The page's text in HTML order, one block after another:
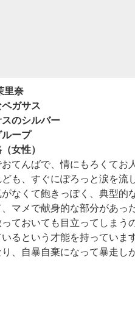
里奈
ガサス
のシルバー
ープ
女性）
おてんばで、情にもろくてお
ども、すぐにぽろっと涙を流
がなくて飽きっぽく、典型的
、マメで献身的な部分があっ
っておいても目立ってしまう
いるという才能を持っていま
、自暴自棄になって暴走し